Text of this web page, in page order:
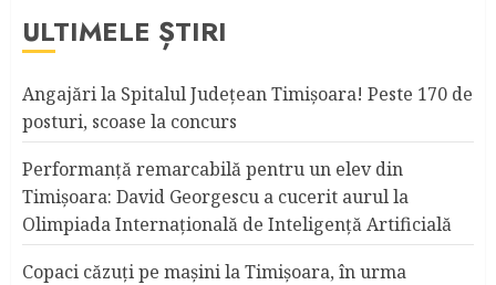
ULTIMELE ȘTIRI
Angajări la Spitalul Judeţean Timişoara! Peste 170 de
posturi, scoase la concurs
Performanță remarcabilă pentru un elev din
Timișoara: David Georgescu a cucerit aurul la
Olimpiada Internațională de Inteligență Artificială
Copaci căzuţi pe maşini la Timişoara, în urma